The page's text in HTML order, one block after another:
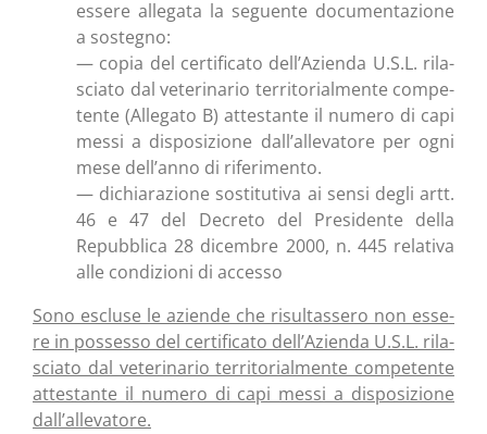
esse­re alle­ga­ta la seguen­te docu­men­ta­zio­ne
a sostegno:
— copia del cer­ti­fi­ca­to dell’Azienda U.S.L. rila­
scia­to dal vete­ri­na­rio ter­ri­to­rial­men­te com­pe­
ten­te (Alle­ga­to B) atte­stan­te il nume­ro di capi
mes­si a dispo­si­zio­ne dall’allevatore per ogni
mese dell’anno di riferimento.
— dichia­ra­zio­ne sosti­tu­ti­va ai sen­si degli artt.
46 e 47 del Decre­to del Pre­si­den­te del­la
Repub­bli­ca 28 dicem­bre 2000, n. 445 rela­ti­va
alle con­di­zio­ni di accesso
Sono esclu­se le azien­de che risul­tas­se­ro non esse­
re in pos­ses­so del cer­ti­fi­ca­to dell’Azienda U.S.L. rila­
scia­to dal vete­ri­na­rio ter­ri­to­rial­men­te com­pe­ten­te
atte­stan­te il nume­ro di capi mes­si a dispo­si­zio­ne
dall’allevatore.